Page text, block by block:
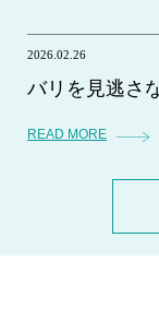
2026.02.26
バリを見逃さ
READ MORE